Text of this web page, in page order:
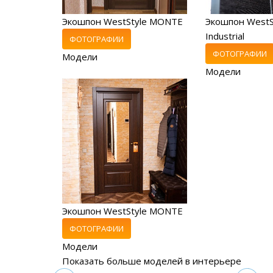
Экошпон WestStyle MONTE
ФОТОГРАФИИ
Модели
Экошпон
Industrial
ФОТОГРАФИИ
Модели
Экошпон WestStyle MONTE
ФОТОГРАФИИ
Модели
Показать больше моделей в интерьере